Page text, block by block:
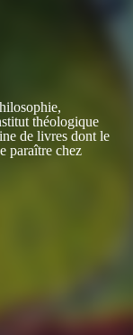
théologique
de livres dont le
paraître chez